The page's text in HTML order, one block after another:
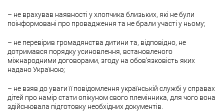
– не врахував наявності у хлопчика близьких, які не були
поінформовані про провадження та не брали участі у ньому;
– не перевірив громадянства дитини та, відповідно, не
дотримався порядку усиновлення, встановленого
міжнародними договорами, згоду на обов’язковість яких
надано Україною;
– не взяв до уваги її повідомлення українській службі у справах
дітей про намір стати опікуном свого племінника, для чого вона
здійснювала підготовку необхідних документів.